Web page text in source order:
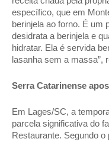
específico, que em
berinjela ao forno. É um
desidrata a berinjela e
hidratar. Ela é servida
lasanha sem a massa”,
Serra Catarinense
Em Lages/SC, a
parcela significativa do
Restaurante. Segundo